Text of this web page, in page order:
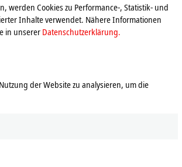
werden Cookies zu Performance-, Statistik- und
Inhalte verwendet. Nähere Informationen
in unserer Datenschutzerklärung.
der Website zu analysieren, um die